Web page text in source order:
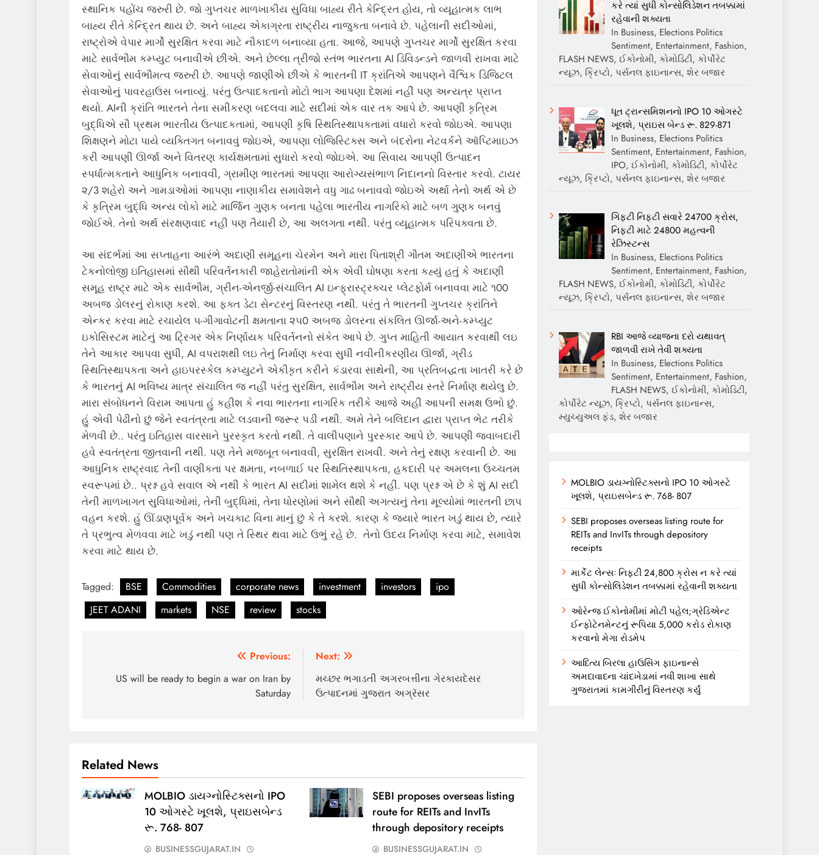
સ્થાનિક પહોંચ જરુરી છે. જો ગુપ્તચર માળખાકીય સુવિધા બાહ્ય રીતે કેન્દ્રિત હોય, તો વ્યૂહાત્મક લાભ
બાહ્ય રીતે કેન્દ્રિત થાય છે. અને બાહ્ય એકાગ્રતા રાષ્ટ્રીય નાજુકતા બનાવે છે. પહેલાની સદીઓમાં,
રાષ્ટ્રોએ વેપાર માર્ગો સુરક્ષિત કરવા માટે નૌકાદળ બનાવ્યા હતા. આજે, આપણે ગુપ્તચર માર્ગો સુરક્ષિત કરવા
માટે સાર્વભૌમ કમ્પ્યુટ બનાવીએ છીએ. અને છેલ્લા ત્રીજો સ્તંભ ભારતના AI ડિવિડન્ડને જાળવી રાખવા માટે
સેવાઓનું સાર્વભૌમત્વ જરુરી છે. આપણે જાણીએ છીએ કે ભારતની IT ક્રાંતિએ આપણને વૈશ્વિક ડિજિટલ
સેવાઓનું પાવરહાઉસ બનાવ્યું. પરંતુ ઉત્પાદકતાનો મોટો ભાગ આપણા દેશમાં નહીં પણ અન્યત્ર પ્રાપ્ત
થયો. AIની ક્રાંતિ ભારતને તેના સમીકરણ બદલવા માટે સદીમાં એક વાર તક આપે છે. આપણી કૃત્રિમ
બુદ્ધિએ સૌ પ્રથમ ભારતીય ઉત્પાદકતામાં, આપણી કૃષિ સ્થિતિસ્થાપકતામાં વધારો કરવો જોઇએ. આપણા
શિક્ષણને મોટા પાયે વ્યક્તિગત બનાવવું જોઇએ, આપણા લોજિસ્ટિક્સ અને બંદરોના નેટવર્કને ઑપ્ટિમાઇઝ
કરી આપણી ઊર્જા અને વિતરણ કાર્યક્ષમતામાં સુધારો કરવો જોઇએ. આ સિવાય આપણી ઉત્પાદન
સ્પર્ધાત્મકતાને આધુનિક બનાવવી, ગ્રામીણ ભારતમાં આપણા આરોગ્યસંભાળ નિદાનનો વિસ્તાર કરવો. ટાયર
૨/3 શહેરો અને ગામડાઓમાં આપણા નાણાકીય સમાવેશને વધુ ગાઢ બનાવવો જોઇએ અર્થા તેનો અર્થ એ છે
કે કૃત્રિમ બુદ્ધિ અન્ય લોકો માટે માર્જિન ગુણક બનતા પહેલા ભારતીય નાગરિકો માટે બળ ગુણક બનવું
જોઈએ. તેનો અર્થ સંરક્ષણવાદ નહી પણ તૈયારી છે, આ અલગતા નથી. પરંતુ વ્યૂહાત્મક પરિપક્વતા છે.
આ સંદર્ભમાં આ સપ્તાહના આરંભે અદાણી સમૂહના ચેરમેન અને મારા પિતાશ્રી ગૌતમ અદાણીએ ભારતના
ટેકનોલોજી ઇતિહાસમાં સૌથી પરિવર્તનકારી જાહેરાતોમાંની એક એવી ઘોષણા કરતા કહ્યું હતું કે અદાણી
સમૂહ રાષ્ટ્ર માટે એક સાર્વભૌમ, ગ્રીન-એનર્જી-સંચાલિત AI ઇન્ફ્રાસ્ટ્રક્ચર પ્લેટફોર્મ બનાવવા માટે ૧00
અબજ ડોલરનું રોકાણ કરશે. આ ફક્ત ડેટા સેન્ટરનું વિસ્તરણ નથી. પરંતુ તે ભારતની ગુપ્તચર ક્રાંતિને
એન્કર કરવા માટે રચાયેલ ૫-ગીગાવોટની ક્ષમતાના ૨૫0 અબજ ડોલરના સંકલિત ઊર્જા-અને-કમ્પ્યુટ
ઇકોસિસ્ટમ માટેનું આ ટ્રિગર એક નિર્ણાયક પરિવર્તનનો સંકેત આપે છે. ગુપ્ત માહિતી આયાત કરવાથી લઇ
તેને આકાર આપવા સુધી, AI વપરાશથી લઇ તેનું નિર્માણ કરવા સુધી નવીનીકરણીય ઊર્જા, ગ્રીડ
સ્થિતિસ્થાપકતા અને હાઇપરસ્કેલ કમ્પ્યુટને એકીકૃત કરીને કંડારવા સાથેની, આ પ્રતિબદ્ધતા ખાતરી કરે છે
કે ભારતનું AI ભવિષ્ય માત્ર સંચાલિત જ નહીં પરંતુ સુરક્ષિત, સાર્વભૌમ અને રાષ્ટ્રીય સ્તરે નિર્માણ થયેલુ છે.
મારા સંબોધનને વિરામ આપતા હું કહીશ કે નવા ભારતના નાગરિક તરીકે આજે અહીં આપની સમક્ષ ઉભો છું.
હું એવી પેઢીનો છું જેને સ્વતંત્રતા માટે લડવાની જરૂર પડી નથી. અમે તેને બલિદાન દ્વારા પ્રાપ્ત ભેટ તરીકે
મેળવી છે.. પરંતુ ઇતિહાસ વારસાને પુરસ્કૃત કરતો નથી. તે વાલીપણાને પુરસ્કાર આપે છે. આપણી જવાબદારી
હવે સ્વતંત્રતા જીતવાની નથી. પણ તેને મજબૂત બનાવવી, સુરક્ષિત રાખવી. અને તેનું રક્ષણ કરવાની છે. આ
આધુનિક રાષ્ટ્રવાદ તેની વાણીકતા પર ક્ષમતા, નબળાઈ પર સ્થિતિસ્થાપકતા, હકદારી પર અમલના ઉચ્ચતમ
સ્વરૂપમાં છે.. પ્રશ્ન હવે સવાલ એ નથી કે ભારત AI સદીમાં શામેલ થશે કે નહીં. પણ પ્રશ્ન એ છે કે શું AI સદી
તેની માળખાગત સુવિધાઓમાં, તેની બુદ્ધિમાં, તેના ધોરણોમાં અને સૌથી અગત્યનું તેના મૂલ્યોમાં ભારતની છાપ
વહન કરશે. હું ઊંડાણપૂર્વક અને ખચકાટ વિના માનું છું કે તે કરશે. કારણ કે જ્યારે ભારત ખડું થાય છે, ત્યારે
તે પ્રભુત્વ મેળવવા માટે ખડું નથી પણ તે સ્થિર થવા માટે ઉભું રહે છે. તેનો ઉદય નિર્માણ કરવા માટે, સમાવેશ
કરવા માટે થાય છે.
Tagged: BSE Commodities corporate news investment investors
ipo
JEET ADANI
markets NSE review stocks
navigation
Previous:
US will be ready to begin a war on Iran by
Saturday
Next:
મચ્છર ભગાડતી અગરબત્તીના ગેરકાયદેસર
ઉત્પાદનમાં ગુજરાત અગ્રૅસર
Related News
MOLBIO ડાયગ્નોસ્ટિક્સનો IPO
10 ઓગસ્ટે ખૂલશે, પ્રાઇસબેન્ડ
રૂ. 768- 807
BUSINESSGUJARAT.IN
SEBI proposes overseas listing
route for REITs and InvITs
through depository receipts
BUSINESSGUJARAT.IN
કરે ત્યાં સુધી કોન્સોલિડેશન તબક્કામાં
રહેવાની શક્યતા
In Business, Elections Politics
Sentiment, Entertainment, Fashion,
FLASH NEWS, ઈકોનોમી, કોમોડિટી, કોર્પોરેટ
ન્યૂઝ, ક્રિપ્ટો, પર્સનલ ફાઇનાન્સ, શેર બજાર
ધૂત ટ્રાન્સમિશનનો IPO 10 ઓગસ્ટે
ખૂલશે, પ્રાઇસ બેન્ડ રૂ. 829-871
In Business, Elections Politics
Sentiment, Entertainment, Fashion,
IPO, ઈકોનોમી, કોમોડિટી, કોર્પોરેટ
ન્યૂઝ, ક્રિપ્ટો, પર્સનલ ફાઇનાન્સ, શેર બજાર
ગિફ્ટી નિફ્ટી સવારે 24700 ક્રોસ,
નિફ્ટી માટે 24800 મહત્વની
રેઝિસ્ટન્સ
In Business, Elections Politics
Sentiment, Entertainment, Fashion,
FLASH NEWS, ઈકોનોમી, કોમોડિટી, કોર્પોરેટ
ન્યૂઝ, ક્રિપ્ટો, પર્સનલ ફાઇનાન્સ, શેર બજાર
RBI આજે વ્યાજના દરો યથાવત્
જાળવી રાખે તેવી શક્યતા
In Business, Elections Politics
Sentiment, Entertainment, Fashion,
FLASH NEWS, ઈકોનોમી, કોમોડિટી,
કોર્પોરેટ ન્યૂઝ, ક્રિપ્ટો, પર્સનલ ફાઇનાન્સ,
મ્યુચ્યુઅલ ફંડ, શેર બજાર
MOLBIO ડાયગ્નોસ્ટિક્સનો IPO 10 ઓગસ્ટે
ખૂલશે, પ્રાઇસબેન્ડ રૂ. 768- 807
SEBI proposes overseas listing route for
REITs and InvITs through depository
receipts
માર્કેટ લેન્સઃ નિફ્ટી 24,800 ક્રોસ ન કરે ત્યાં
સુધી કોન્સોલિડેશન તબક્કામાં રહેવાની શક્યતા
ઓરેન્જ ઈકોનોમીમાં મોટી પહેલ;ગ્રેડિએન્ટ
ઈન્ફોટેનમેન્ટનું રૂપિયા 5,000 કરોડ રોકાણ
કરવાનો મેગા રોડમેપ
આદિત્ય બિરલા હાઉસિંગ ફાઇનાન્સે
અમદાવાદના ચાંદખેડામાં નવી શાખા સાથે
ગુજરાતમાં કામગીરીનું વિસ્તરણ કર્યું